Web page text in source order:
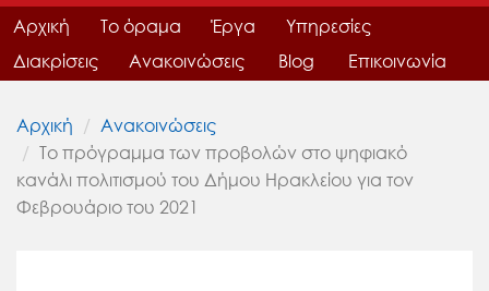
Αρχική Το όραμα Έργα
Υπηρεσίες
Διακρίσεις
Ανακοινώσεις Blog Επικοινωνία
Αρχική
Ανακοινώσεις
Το πρόγραμμα των προβολών στο ψηφιακό
κανάλι πολιτισμού του Δήμου Ηρακλείου για τον
Φεβρουάριο του 2021